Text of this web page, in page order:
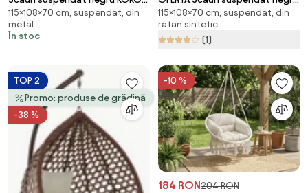
fara suport
115×108×70 cm, suspendat, din
metal
În stoc
KOKON fara suport II. calitate
115×108×70 cm, suspendat, din
ratan sintetic
(1)
TOP 2
Promo: produse de grădină
-38 %
-10 %
184 RON204 RON